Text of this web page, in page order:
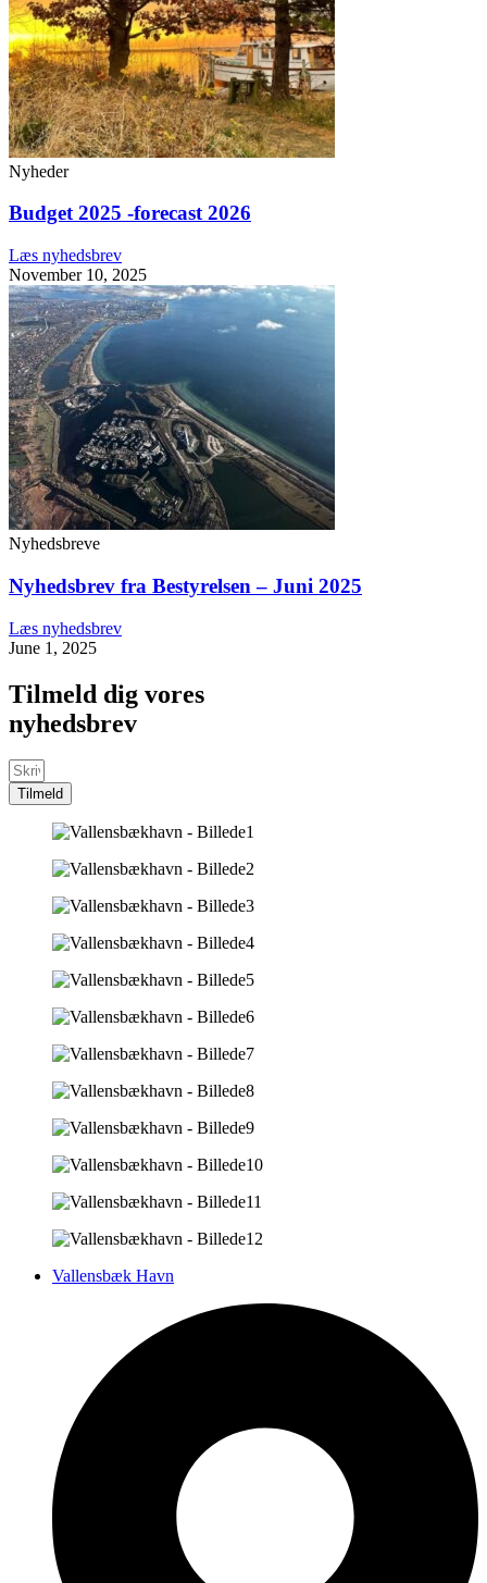
Nyheder
Budget 2025 -forecast 2026
Læs nyhedsbrev
November 10, 2025
Nyhedsbreve
Nyhedsbrev fra Bestyrelsen – Juni 2025
Læs nyhedsbrev
June 1, 2025
Tilmeld dig vores
nyhedsbrev
Tilmeld
Vallensbæk Havn